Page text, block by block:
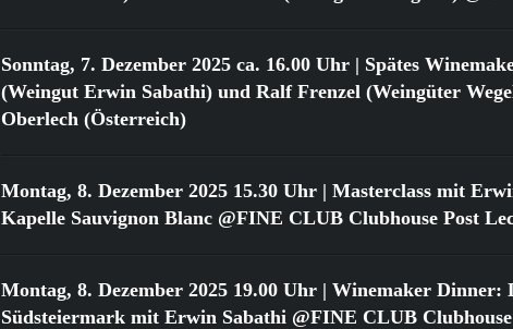
Sonntag, 7. Dezember 2025 ca. 16.00 Uhr | Spätes
(Weingut Erwin Sabathi) und Ralf Frenzel (Weingüter
Oberlech (Österreich)
Montag, 8. Dezember 2025 15.30 Uhr | Masterclass mit
Kapelle Sauvignon Blanc @FINE CLUB Clubhouse Post
Montag, 8. Dezember 2025 19.00 Uhr | Winemaker Dinner:
Südsteiermark mit Erwin Sabathi @FINE CLUB